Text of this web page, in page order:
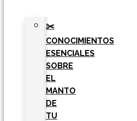
✂️
CONOCIMIENTOS
ESENCIALES
SOBRE
EL
MANTO
DE
TU